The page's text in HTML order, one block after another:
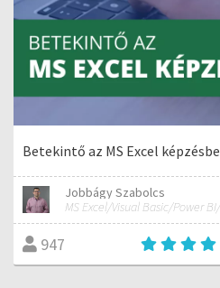
Betekintő az MS Excel képzésbe
Jobbágy Szabolcs
947